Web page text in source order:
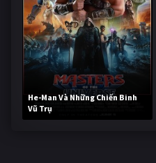
He-Man Và Những Chiến Binh
Vũ Trụ
238,256 lượt xem